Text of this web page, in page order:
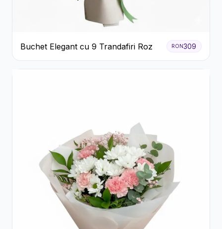
Buchet Elegant cu 9 Trandafiri Roz RON309